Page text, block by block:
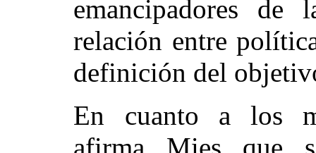
emancipadores
relación entre
definición del
En cuanto a los